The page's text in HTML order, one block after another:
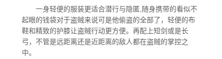
黑色派对
一身轻便的服装更适合潜行与隐匿,随身携带的看似不
起眼的钱袋对于盗贼来说可是他偷盗的全部了，轻便的布
鞋和精致的护膝让盗贼行动更方便。再配上短剑或是长
弓，不管是远距离还是近距离的敌人都在盗贼的掌控之
中。